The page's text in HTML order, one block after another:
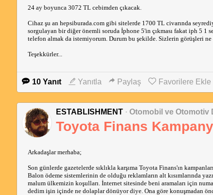
24 ay boyunca 3072 TL cebimden çıkacak.
Cihaz şu an hepsiburada.com gibi sitelerde 1700 TL civarında
sorgulayan bir diğer önemli soruda İphone 5'in çıkması fakat iph 5 1
telefon almak da istemiyorum. Durum bu şekilde. Sizlerin görüşleri ne
Teşekkürler...
10 Yanıt Yanıtla Paylaş Favorilere Ekle
ESTABLISHMENT · Otomobil ve Otomotiv
Toyota Finans
Arkadaşlar merhaba;
Son günlerde gazetelerde sıklıkla karşıma Toyota Finans'ın
Balon ödeme sistemlerinin de olduğu reklamların alt kısımlarında
malum ülkemizin koşulları. İnternet sitesinde beni aramaları için
dedim işin içinde ne dolaplar dönüyor diye. Ona göre konuşmadan